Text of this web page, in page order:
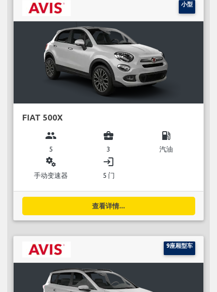
小型
FIAT 500X
group
5
business_center
3
local_gas_station
汽油
miscellaneous_services
手动变速器
login
5 门
查看详情...
9座厢型车